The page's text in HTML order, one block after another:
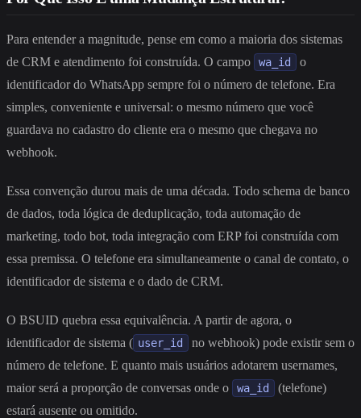
Para entender a magnitude, pense em como a maioria dos sistemas
de CRM e atendimento foi construída. O campo
wa_id
o
identificador do WhatsApp sempre foi o número de telefone. Era
simples, conveniente e universal: o mesmo número que você
guardava no cadastro do cliente era o mesmo que chegava no
webhook.
Essa convenção durou mais de uma década. Todo schema de banco
de dados, toda lógica de deduplicação, toda automação de
marketing, todo bot, toda integração com ERP foi construída com
essa premissa. O telefone era simultaneamente o canal de contato, o
identificador de sistema e o dado de CRM.
O BSUID quebra essa equivalência. A partir de agora, o
identificador de sistema ( user_id
no webhook) pode existir sem o
número de telefone. E quanto mais usuários adotarem usernames,
maior será a proporção de conversas onde o
wa_id
(telefone)
estará ausente ou omitido.